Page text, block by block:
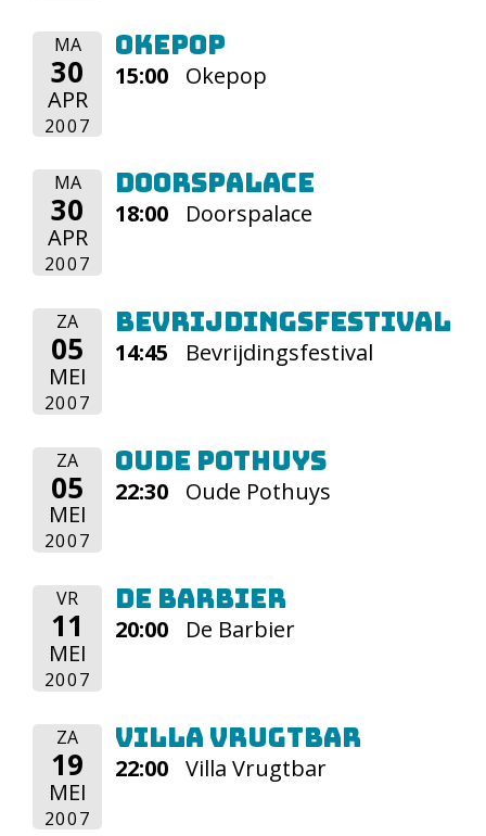
MA
30
APR
2007
Okepop
15:00 Okepop
MA
30
APR
2007
Doorspalace
18:00 Doorspalace
ZA
05
MEI
2007
Bevrijdingsfestival
14:45 Bevrijdingsfestival
ZA
05
MEI
2007
Oude Pothuys
22:30 Oude Pothuys
VR
11
MEI
2007
De Barbier
20:00 De Barbier
ZA
19
MEI
2007
Villa Vrugtbar
22:00 Villa Vrugtbar